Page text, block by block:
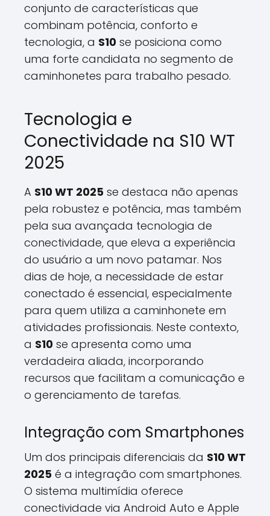
conjunto de características que
combinam potência, conforto e
tecnologia, a S10 se posiciona como
uma forte candidata no segmento de
caminhonetes para trabalho pesado.
Tecnologia e
Conectividade na S10 WT
2025
A S10 WT 2025 se destaca não apenas
pela robustez e potência, mas também
pela sua avançada tecnologia de
conectividade, que eleva a experiência
do usuário a um novo patamar. Nos
dias de hoje, a necessidade de estar
conectado é essencial, especialmente
para quem utiliza a caminhonete em
atividades profissionais. Neste contexto,
a S10 se apresenta como uma
verdadeira aliada, incorporando
recursos que facilitam a comunicação e
o gerenciamento de tarefas.
Integração com Smartphones
Um dos principais diferenciais da S10 WT
2025 é a integração com smartphones.
O sistema multimídia oferece
conectividade via Android Auto e Apple